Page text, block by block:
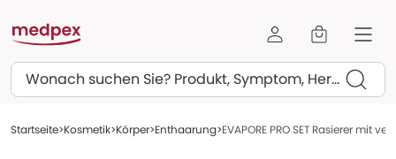
Suchen
Startseite Kosmetik Körper Enthaarung EVAPORE PRO SET Rasierer mit